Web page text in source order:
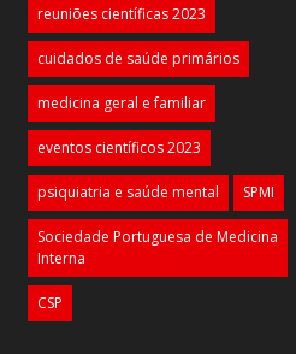
reuniões científicas 2023
cuidados de saúde primários
medicina geral e familiar
eventos científicos 2023
psiquiatria e saúde mental SPMI
Sociedade Portuguesa de Medicina
Interna
CSP